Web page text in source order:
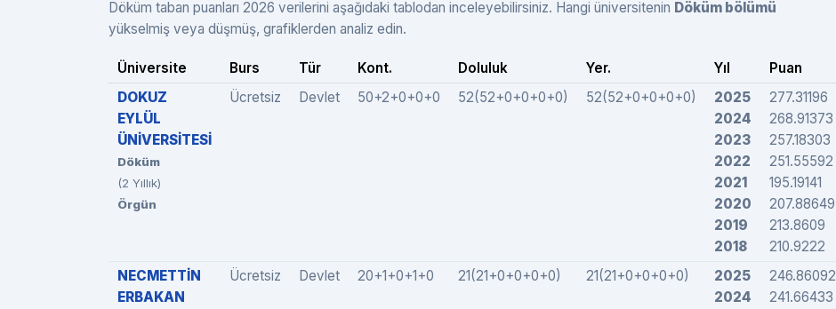
Döküm taban puanları 2026 verilerini aşağıdaki tablodan inceleyebilirsiniz. Hangi üniversitenin Döküm bölümü
yükselmiş veya düşmüş, grafiklerden analiz edin.
Üniversite Burs Tür Kont. Doluluk Yer. Yıl Puan
DOKUZ
EYLÜL
ÜNİVERSİTESİ
Döküm
(2 Yıllık)
Örgün
Ücretsiz Devlet 50+2+0+0+0 52(52+0+0+0+0) 52(52+0+0+0+0)
2025
2024
2023
2022
2021
2020
2019
2018
277.31196
268.91373
257.18303
251.55592
195.19141
207.88649
213.8609
210.9222
NECMETTİN
ERBAKAN
Ücretsiz Devlet 20+1+0+1+0 21(21+0+0+0+0) 21(21+0+0+0+0)
2025
2024
246.86092
241.66433